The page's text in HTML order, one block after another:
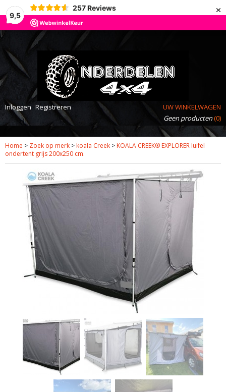
9,5
257 Reviews ×
Inloggen Registreren
UW WINKELWAGEN
Geen producten(0)
Home > Zoek op merk > koala Creek > KOALA CREEK® EXPLORER luifel
ondertent grijs 200x250 cm.